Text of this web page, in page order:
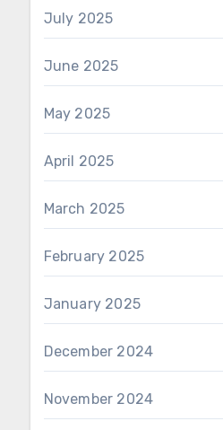
July 2025
June 2025
May 2025
April 2025
March 2025
February 2025
January 2025
December 2024
November 2024